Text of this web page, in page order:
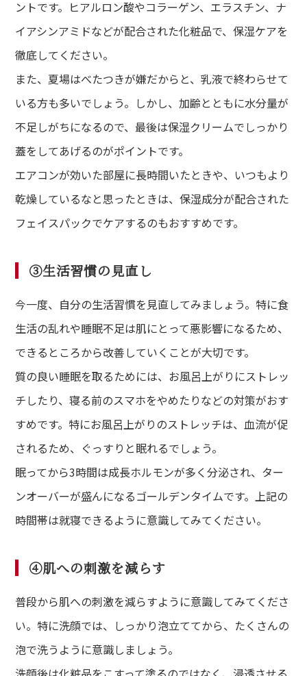
ントです。ヒアルロン酸やコラーゲン、エラスチン、ナ
イアシンアミドなどが配合された化粧品で、保湿ケアを
徹底してください。
また、夏場はべたつきが嫌だからと、乳液で終わらせて
いる方も多いでしょう。しかし、加齢とともに水分量が
不足しがちになるので、最後は保湿クリームでしっかり
蓋をしてあげるのがポイントです。
エアコンが効いた部屋に長時間いたときや、いつもより
乾燥しているなと思ったときは、保湿成分が配合された
フェイスパックでケアするのもおすすめです。
③生活習慣の見直し
今一度、自分の生活習慣を見直してみましょう。特に食
生活の乱れや睡眠不足は肌にとって悪影響になるため、
できるところから改善していくことが大切です。
質の良い睡眠を取るためには、お風呂上がりにストレッ
チしたり、寝る前のスマホをやめたりなどの対策がおす
すめです。特にお風呂上がりのストレッチは、血流が促
されるため、ぐっすりと眠れるでしょう。
眠ってから3時間は成長ホルモンが多く分泌され、ター
ンオーバーが盛んになるゴールデンタイムです。上記の
時間帯は就寝できるように意識してみてください。
④肌への刺激を減らす
普段から肌への刺激を減らすように意識してみてくださ
い。特に洗顔では、しっかり泡立ててから、たくさんの
泡で洗うように意識しましょう。